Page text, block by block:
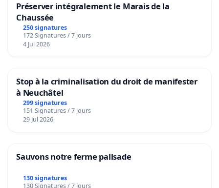
Préserver intégralement le Marais de la
Chaussée
250 signatures
172 Signatures / 7 jours
4 Jul 2026
Stop à la criminalisation du droit de manifester
à Neuchâtel
299 signatures
151 Signatures / 7 jours
29 Jul 2026
Sauvons notre ferme pallsade
130 signatures
130 Signatures / 7 jours